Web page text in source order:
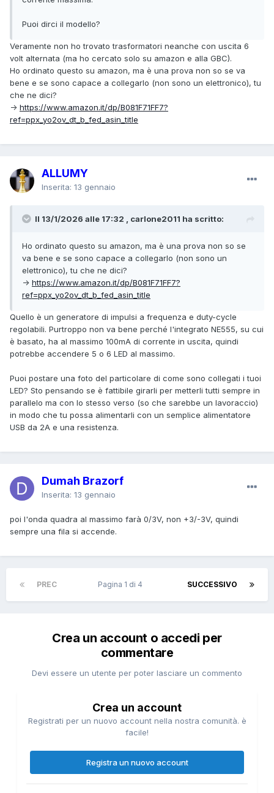
Puoi dirci il modello?
Veramente non ho trovato trasformatori neanche con uscita 6
volt alternata (ma ho cercato solo su amazon e alla GBC).
Ho ordinato questo su amazon, ma è una prova non so se va
bene e se sono capace a collegarlo (non sono un elettronico), tu
che ne dici?
-> https://www.amazon.it/dp/B081F71FF7?
ref=ppx_yo2ov_dt_b_fed_asin_title
ALLUMY
Inserita: 13 gennaio
Il 13/1/2026 alle 17:32 , carlone2011 ha scritto:
Ho ordinato questo su amazon, ma è una prova non so se
va bene e se sono capace a collegarlo (non sono un
elettronico), tu che ne dici?
-> https://www.amazon.it/dp/B081F71FF7?
ref=ppx_yo2ov_dt_b_fed_asin_title
Quello è un generatore di impulsi a frequenza e duty-cycle
regolabili. Purtroppo non va bene perché l'integrato NE555, su cui
è basato, ha al massimo 100mA di corrente in uscita, quindi
potrebbe accendere 5 o 6 LED al massimo.
Puoi postare una foto del particolare di come sono collegati i tuoi
LED? Sto pensando se è fattibile girarli per metterli tutti sempre in
parallelo ma con lo stesso verso (so che sarebbe un lavoraccio)
in modo che tu possa alimentarli con un semplice alimentatore
USB da 2A e una resistenza.
Dumah Brazorf
Inserita: 13 gennaio
poi l'onda quadra al massimo farà 0/3V, non +3/-3V, quindi
sempre una fila si accende.
PREC SUCCESSIVO
Pagina 1 di 4
Crea un account o accedi per
commentare
Devi essere un utente per poter lasciare un commento
Crea un account
Registrati per un nuovo account nella nostra comunità. è
facile!
Registra un nuovo account